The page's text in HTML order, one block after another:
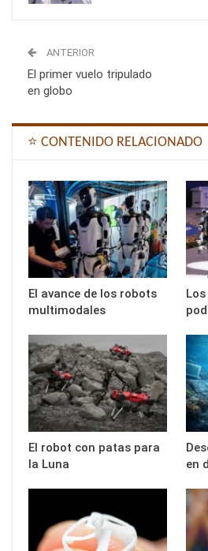
ANTERIOR
El primer vuelo tripulado
en globo
⭐ CONTENIDO RELACIONADO
El avance de los robots
multimodales
El robot con patas para
la Luna
en